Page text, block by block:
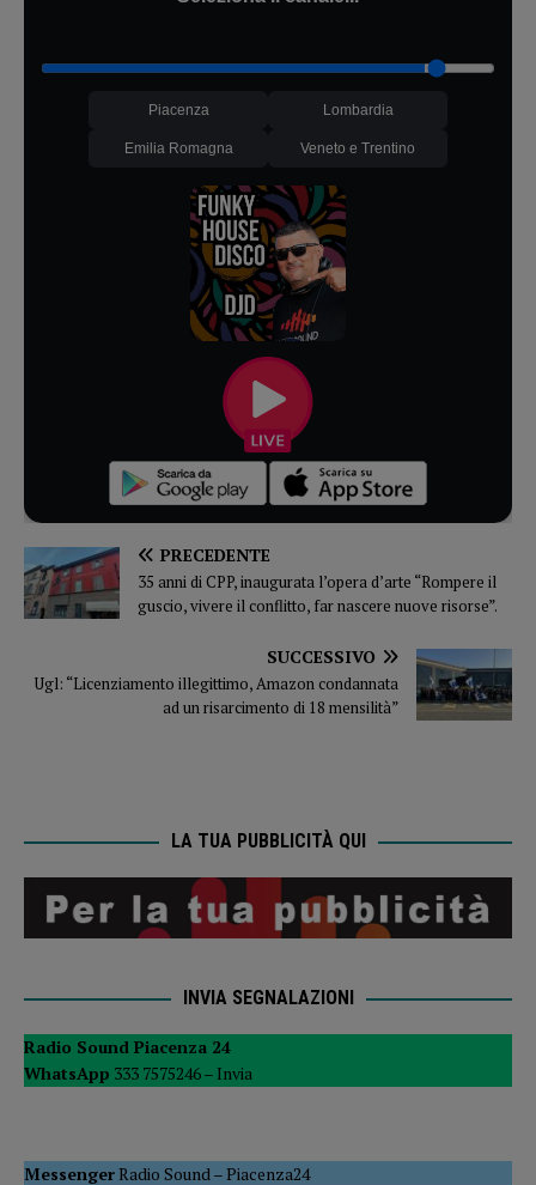
Piacenza Lombardia
Emilia Romagna Veneto e Trentino
PRECEDENTE
35 anni di CPP, inaugurata l’opera d’arte “Rompere il
guscio, vivere il conflitto, far nascere nuove risorse”.
SUCCESSIVO
Ugl: “Licenziamento illegittimo, Amazon condannata
ad un risarcimento di 18 mensilità”
LA TUA PUBBLICITÀ QUI
INVIA SEGNALAZIONI
Radio Sound Piacenza 24
WhatsApp 333 7575246 – Invia
MessengerRadio Sound–Piacenza24